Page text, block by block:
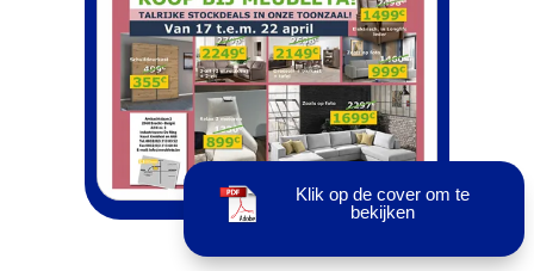
Klik op de cover om te
bekijken